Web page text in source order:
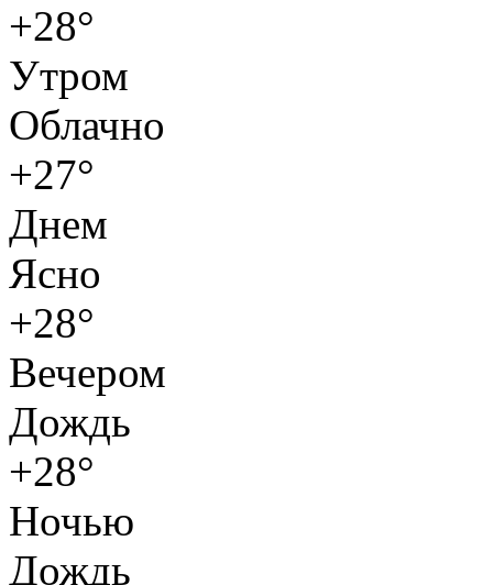
+28°
Утром
Облачно
+27°
Днем
Ясно
+28°
Вечером
Дождь
+28°
Ночью
Дождь